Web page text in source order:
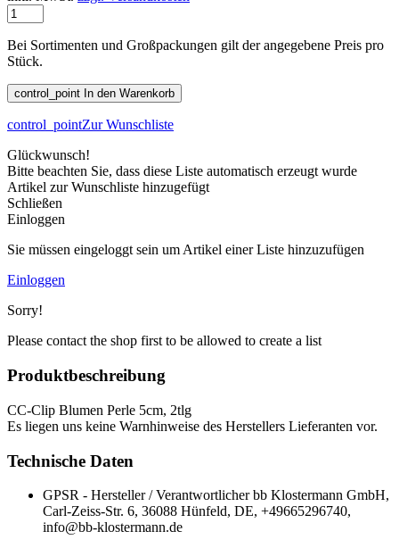
Bei Sortimenten und Großpackungen gilt der angegebene Preis pro
Stück.
control_point In den Warenkorb
control_pointZur Wunschliste
Glückwunsch!
Bitte beachten Sie, dass diese Liste automatisch erzeugt wurde
Artikel zur Wunschliste hinzugefügt
Schließen
Einloggen
Sie müssen eingeloggt sein um Artikel einer Liste hinzuzufügen
Einloggen
Sorry!
Please contact the shop first to be allowed to create a list
Produktbeschreibung
CC-Clip Blumen Perle 5cm, 2tlg
Es liegen uns keine Warnhinweise des Herstellers Lieferanten vor.
Technische Daten
GPSR - Hersteller / Verantwortlicher bb Klostermann GmbH,
Carl-Zeiss-Str. 6, 36088 Hünfeld, DE, +49665296740,
info@bb-klostermann.de